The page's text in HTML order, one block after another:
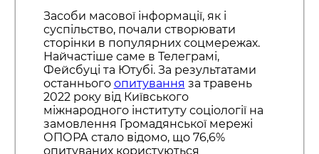
Засоби масової інформації, як і
суспільство, почали створювати
сторінки в популярних соцмережах.
Найчастіше саме в Телеграмі,
Фейсбуці та Ютубі. За результатами
останнього опитування за травень
2022 року від Київського
міжнародного інституту соціології на
замовлення Громадянської мережі
ОПОРА стало відомо, що 76,6%
опитуваних користуються